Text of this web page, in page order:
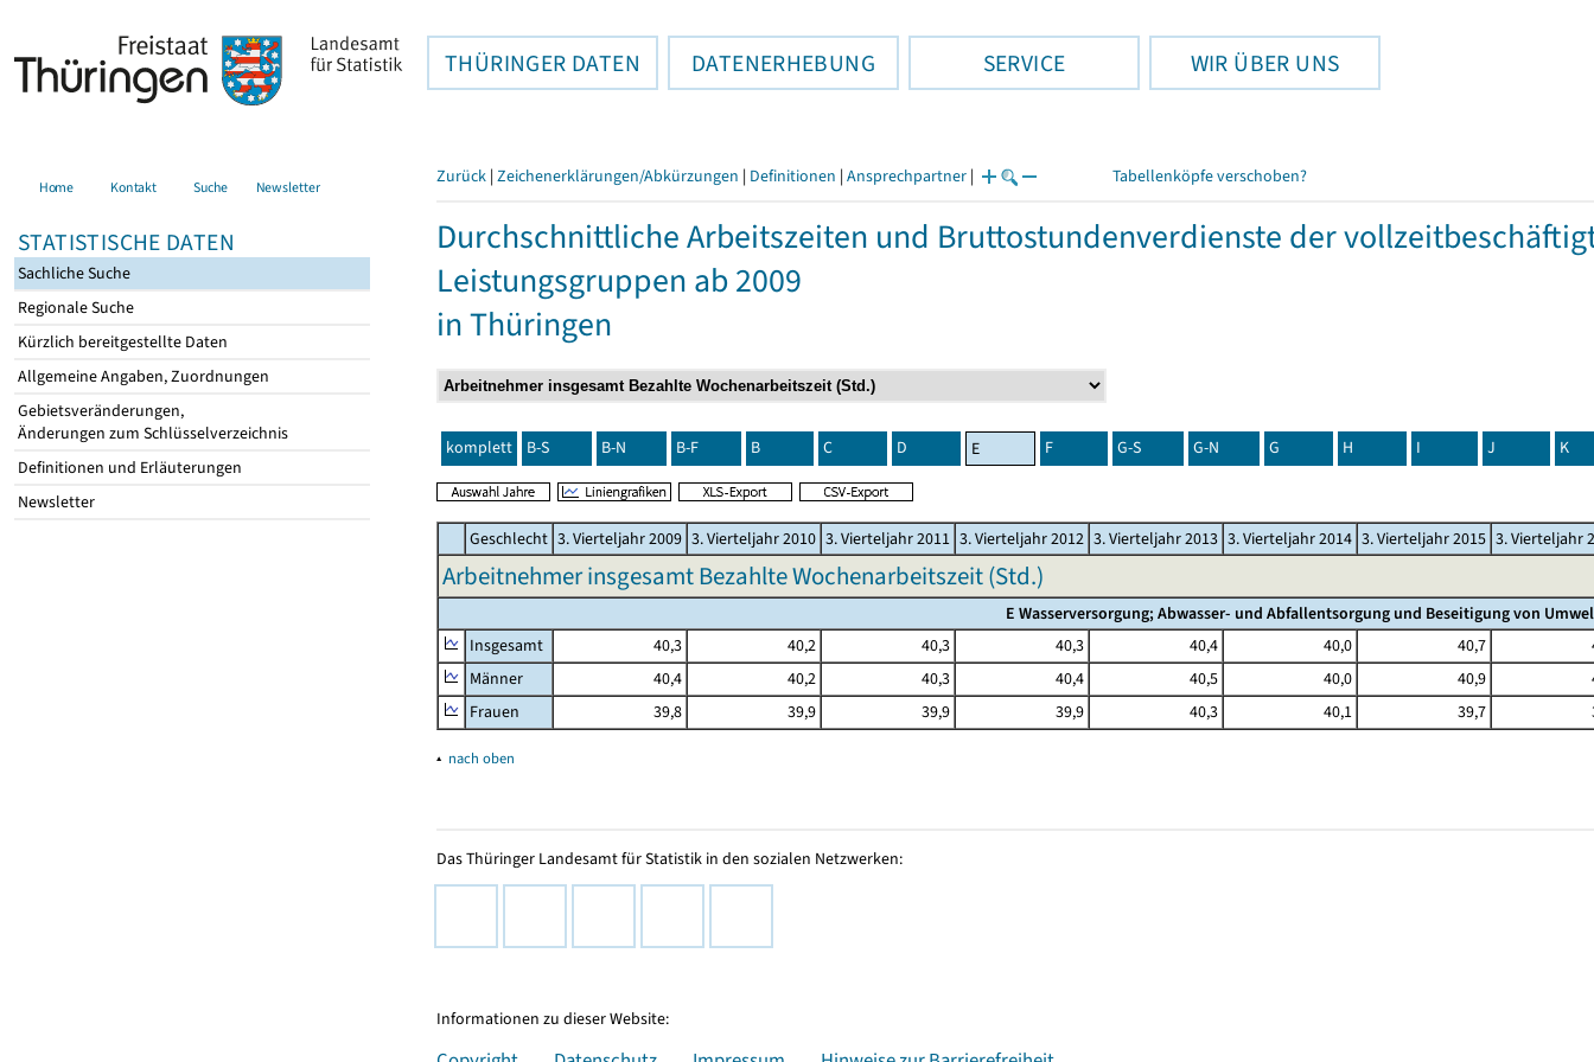
THÜRINGER DATEN DATENERHEBUNG SERVICE WIR ÜBER UNS
Home Kontakt Suche Newsletter
STATISTISCHE DATEN
Sachliche Suche
Regionale Suche
Kürzlich bereitgestellte Daten
Allgemeine Angaben, Zuordnungen
Gebietsveränderungen,
Änderungen zum Schlüsselverzeichnis
Definitionen und Erläuterungen
Newsletter
Zurück | Zeichenerklärungen/Abkürzungen | Definitionen | Ansprechpartner | Tabellenköpfe verschoben?
Durchschnittliche Arbeitszeiten und Bruttostundenverdienste der
Leistungsgruppen ab 2009
in Thüringen
komplett B-S B-N B-F B C D E F G-S G-N G H I J K
Geschlecht 3. Vierteljahr 2009 3. Vierteljahr 2010 3. Vierteljahr 2011 3. Vierteljahr 2012 3. Vierteljahr 2013 3. Vierteljahr 2014 3. Vierteljahr 2015 3. Vierteljahr
Arbeitnehmer insgesamt Bezahlte Wochenarbeitszeit (Std.)
E Wasserversorgung; Abwasser- und Abfallentsorgung und Beseitigung von
Insgesamt
40,3 40,2 40,3 40,3 40,4 40,0 40,7
Männer
40,4 40,2 40,3 40,4 40,5 40,0 40,9
Frauen
39,8 39,9 39,9 39,9 40,3 40,1 39,7
▴ nach oben
Das Thüringer Landesamt für Statistik in den sozialen Netzwerken:
Informationen zu dieser Website: